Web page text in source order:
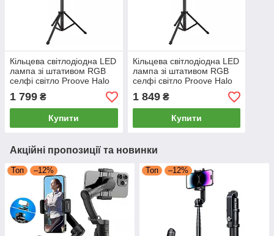
Кільцева світлодіодна LED
лампа зі штативом RGB
селфі світло Proove Halo
(25см)
1 799 ₴
Купити
Кільцева світлодіодна LED
лампа зі штативом RGB
селфі світло Proove Halo
(30см)
1 849₴
Купити
Акційні пропозиції та новинки
Топ –12% Топ –12%